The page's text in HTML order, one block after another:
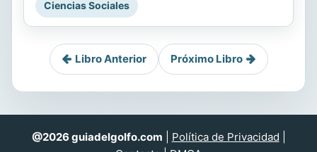
Ciencias Sociales
Libro Anterior Próximo Libro
@2026 guiadelgolfo.com Política de Privacidad